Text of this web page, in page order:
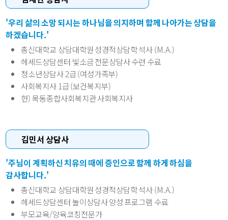
'우리 삶의 소망 되시는 하나님을 의지하며 함께 나아가는 상담을
하겠습니다.'
총신대학교 상담대학원 성경적상담학 석사 (M.A.)
헤세드상담센터 빛소금 전문상담사 수련 수료
청소년상담사 2급 (여성가족부)
사회복지사 1급 (보건복지부)
현) 목동종합사회복지관 사회복지사
김민서 상담사
'주님이 계획하신 치유의 때에 증인으로 함께 하게 하심을
감사합니다.'
총신대학교 상담대학원 성경적상담학 석사 (M.A.)
헤세드상담센터 놀이상담사 양성 프로그램 수료
부모교육/양육코칭전문가